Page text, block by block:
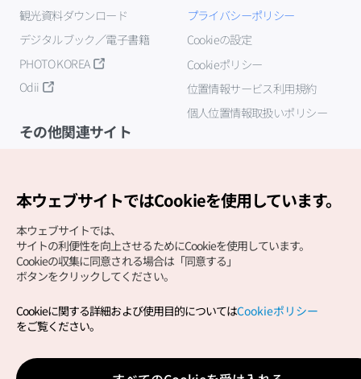
観光資料ダウンロード
デジタルブック／電子書籍
PHOTO KOREA
Odii
プライバシーポリシー
Cookieの設定
Cookieポリシー
位置情報サービス利用規約
個人位置情報取扱いポリシー
その他関連サイト
Copyright (c) Korea Tourism Organization All Rights
サイトエラー報告公式メール
japanese@knto.or.kr
本ウェブサイトではCookieを使用しています。
本ウェブサイトでは、
サイトの利便性を向上させるためにCookieを使用しています。
Cookieの収集に同意される場合は「同意する」
ボタンをクリックしてください。
Cookieに関する詳細および使用目的についてはCookieポリシー
をご覧ください。